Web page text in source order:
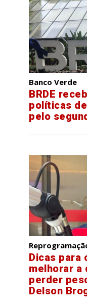
Banco Verde
BRDE
políticas
pelo
Dicas para
melhorar a
perder
Delson